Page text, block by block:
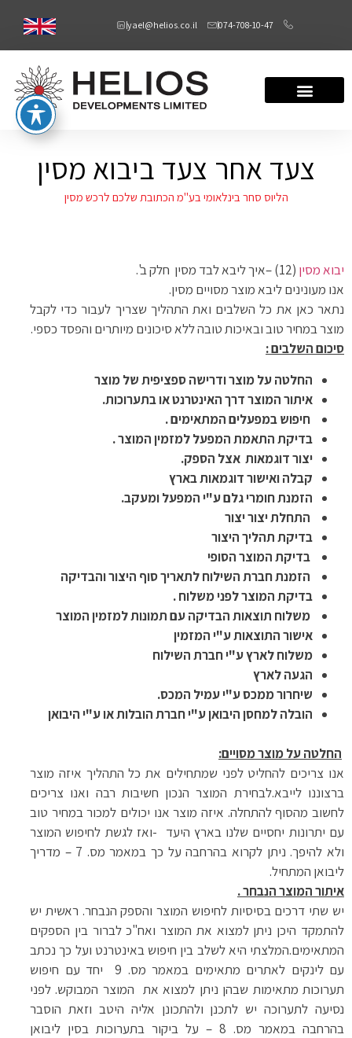
074-708-10-47
yael@helios.co.il
צעד אחר צעד ביבוא מסין
הליוס סחר בינלאומי בע"מ הכתובת שלכם לרכש מסין
יבוא מסין (12) –איך ליבא לבד מסין חלק ב'.
אנו מעונינים ליבא מוצר מסויים מסין.
נתאר כאן את כל השלבים ואת התהליך שצריך לעבור כדי לקבל
מוצר במחיר טוב ובאיכות טובה ללא סיכונים מיותרים והפסד כספי.
סיכום השלבים :
החלטה על מוצר ודרישה ספציפית של מוצר
איתור המוצר דרך האינטרנט או בתערוכות.
חיפוש במפעלים המתאימים .
בדיקת התאמת המפעל למזמין המוצר.
יצור דוגמאות אצל הספק.
קבלה ואישור דוגמאות בארץ
הזמנת חומרי גלם ע"י המפעל ומעקב.
התחלת יצור יצור
בדיקת תהליך היצור
בדיקת המוצר הסופי
הזמנת חברת השילוח לתאריך סוף היצור והבדיקה
בדיקת המוצר לפני משלוח .
משלוח תוצאות הבדיקה עם תמונות למזמין המוצר
אישור התוצאות ע"י המזמין
משלוח לארץע"י חברת השילוח
הגעה לארץ
שיחרור ממכס ע"יעמיל המכס.
הובלה למחסן היבואן ע"י חברת הובלות או ע"י היבואן
החלטה על מוצר מסויים:
אנו צריכים להחליט לפני שמתחילים את כל התהליך איזה מוצר
ברצוננו לייבא.לבחירת המוצר הנכון חשיבות רבה ואנו צריכים
לחשוב מהסוף להתחלה. איזה מוצר אנו יכולים למכור במחיר טוב
עם יתרונות יחסיים שלנו בארץ היעד -ואז לגשת לחיפוש המוצר
ולא להיפך. ניתן לקרוא בהרחבה על כך במאמר מס. 7 – מדריך
ליבואן המתחיל.
איתור המוצר הנבחר .
יש שתי דרכים בסיסיות לחיפוש המוצר והספק הנבחר. ראשית יש
להתמקד היכן ניתן למצוא את המוצר ואח"כ לברור בין הספקים
המתאימים.המלצתי היא לשלב בין חיפוש באינטרנט ועל כך נכתב
עם לינקים לאתרים מתאימים במאמר מס. 9 יחד עם חיפוש
תערוכות מתאימות שבהן ניתן למצוא את המוצר המבוקש. לפני
נסיעה לתערוכה יש לתכנן ולהתכונן אליה היטב וזאת הוסבר
בהרחבה במאמר מס. 8 – על ביקור בתערוכות בסין ליבואן